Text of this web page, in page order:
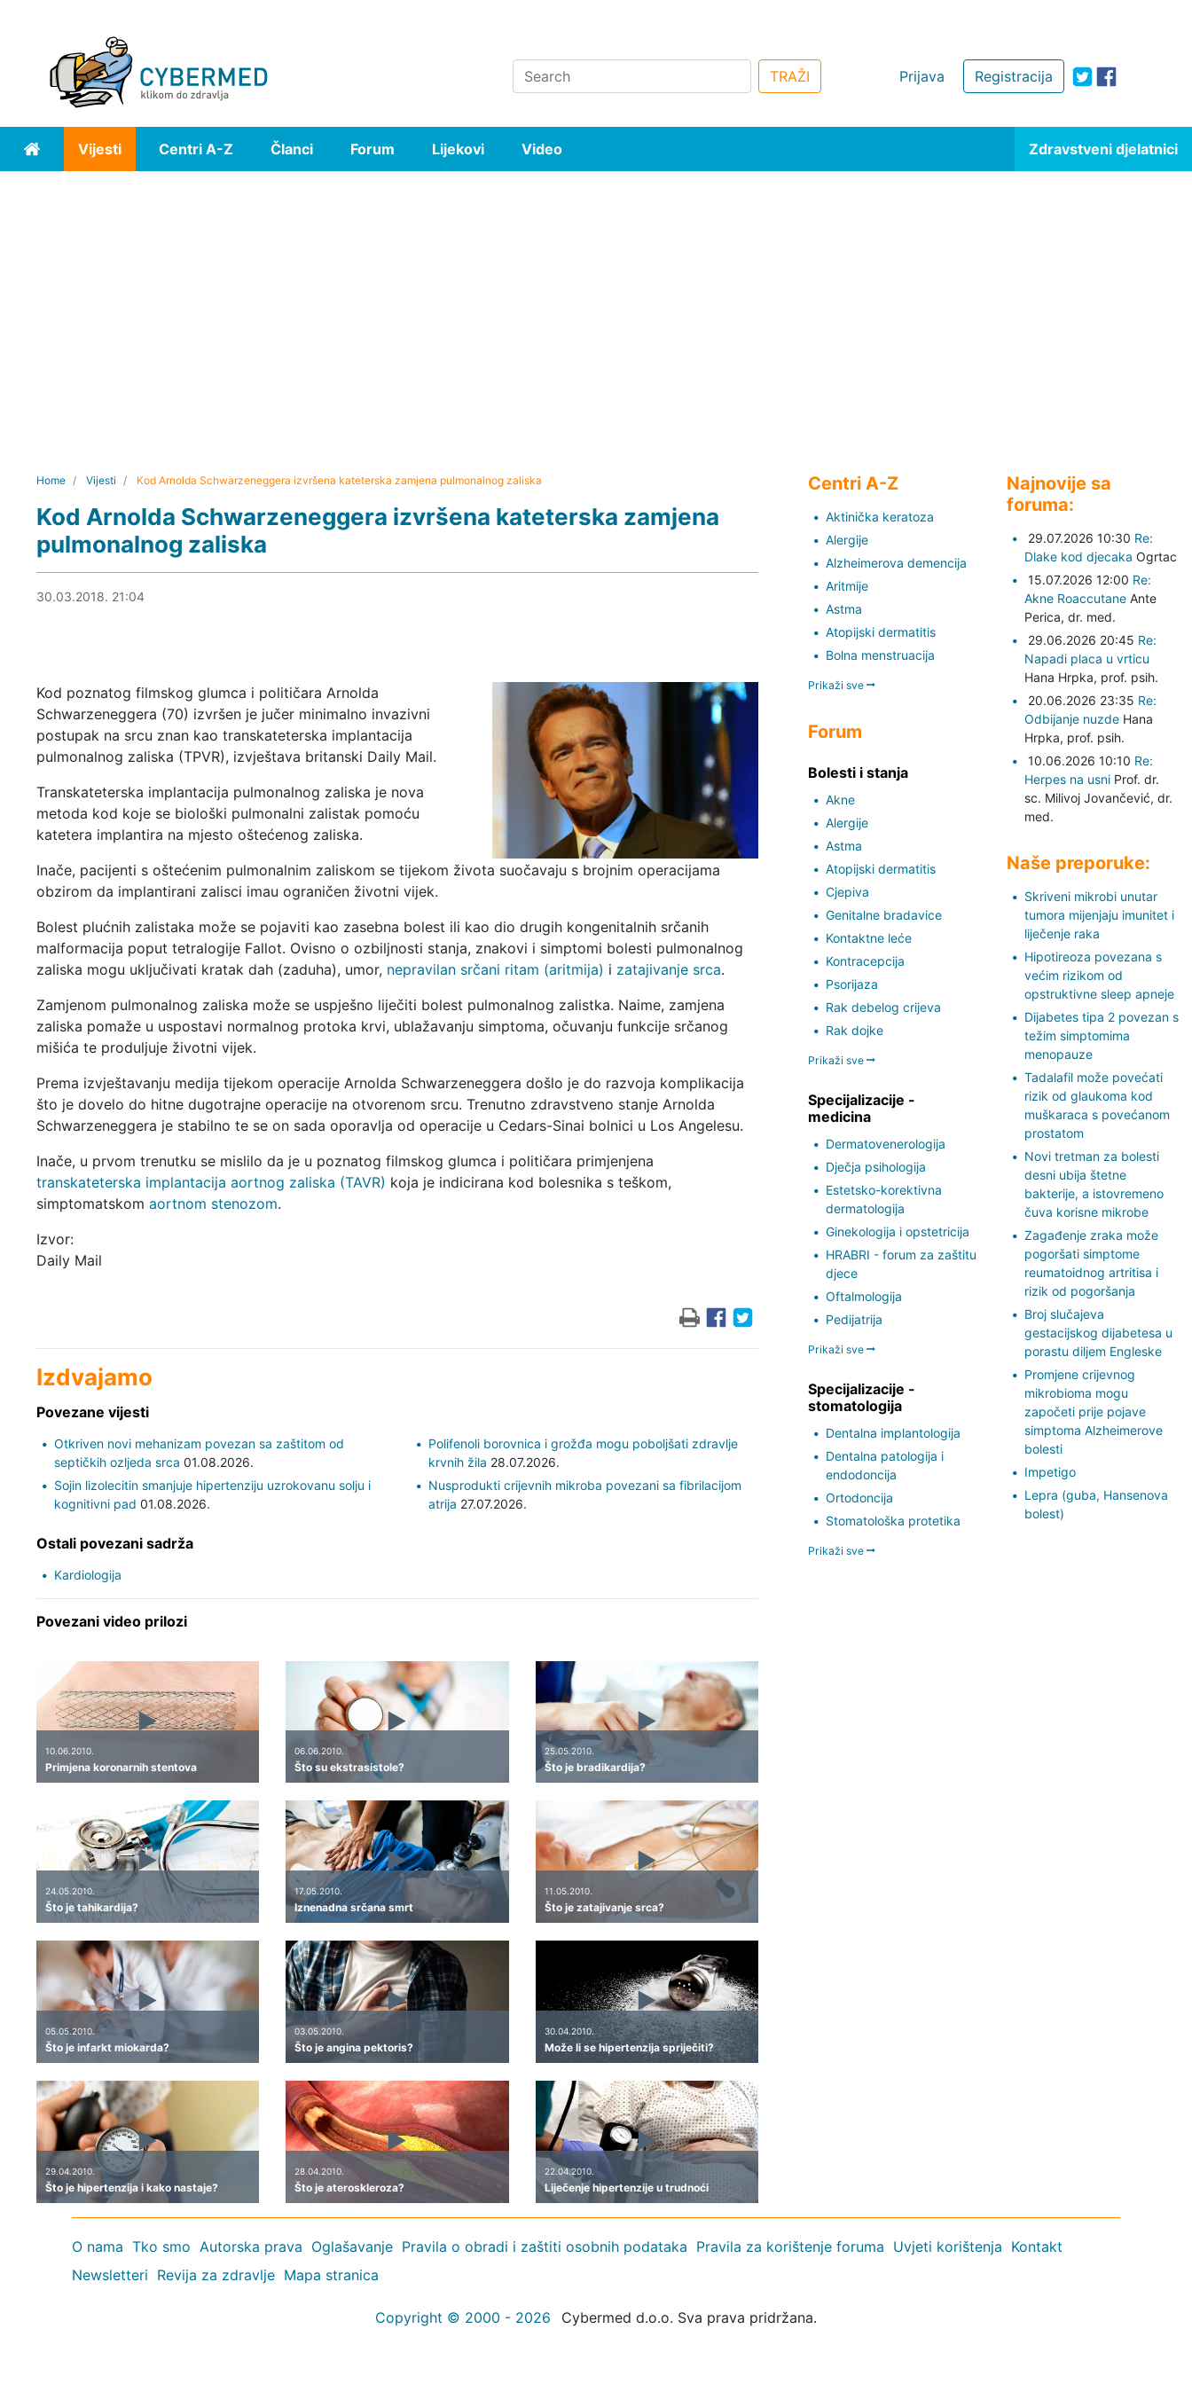
Registracija
Prijava
Search TRAŽI
Home Vijesti Centri A-Z Članci Forum Lijekovi Video Zdravstveni djelatnici
Home Vijesti Kod Arnolda Schwarzeneggera izvršena kateterska zamjena pulmonalnog zaliska
Kod Arnolda Schwarzeneggera izvršena kateterska zamjena
pulmonalnog zaliska
30.03.2018. 22:42
30.03.2018. 21:04
Kod poznatog filmskog glumca i političara Arnolda
Schwarzeneggera (70) izvršen je jučer minimalno invazivni
postupak na srcu znan kao transkateterska implantacija
pulmonalnog zaliska (TPVR), izvještava britanski Daily Mail.
Transkateterska implantacija pulmonalnog zaliska je nova
metoda kod koje se biološki pulmonalni zalistak pomoću
katetera implantira na mjesto oštećenog zaliska.
Inače, pacijenti s oštećenim pulmonalnim zaliskom se tijekom života suočavaju s brojnim operacijama
obzirom da implantirani zalisci imau ograničen životni vijek.
Bolest plućnih zalistaka može se pojaviti kao zasebna bolest ili kao dio drugih kongenitalnih srčanih
malformacija poput tetralogije Fallot. Ovisno o ozbiljnosti stanja, znakovi i simptomi bolesti pulmonalnog
zaliska mogu uključivati kratak dah (zaduha), umor, nepravilan srčani ritam (aritmija) i zatajivanje srca.
Zamjenom pulmonalnog zaliska može se uspješno liječiti bolest pulmonalnog zalistka. Naime, zamjena
zaliska pomaže u uspostavi normalnog protoka krvi, ublažavanju simptoma, očuvanju funkcije srčanog
mišića te produljuje životni vijek.
Prema izvještavanju medija tijekom operacije Arnolda Schwarzeneggera došlo je do razvoja komplikacija
što je dovelo do hitne dugotrajne operacije na otvorenom srcu. Trenutno zdravstveno stanje Arnolda
Schwarzeneggera je stabilno te se on sada oporavlja od operacije u Cedars-Sinai bolnici u Los Angelesu.
Inače, u prvom trenutku se mislilo da je u poznatog filmskog glumca i političara primjenjena
transkateterska implantacija aortnog zaliska (TAVR) koja je indicirana kod bolesnika s teškom,
simptomatskom aortnom stenozom.
Izvor:
Daily Mail
Izdvajamo
Povezane vijesti
Otkriven novi mehanizam povezan sa zaštitom od
septičkih ozljeda srca 01.08.2026.
Sojin lizolecitin smanjuje hipertenziju uzrokovanu solju i
kognitivni pad 01.08.2026.
Polifenoli borovnica i grožđa mogu poboljšati zdravlje
krvnih žila 28.07.2026.
Nusprodukti crijevnih mikroba povezani sa fibrilacijom
atrija 27.07.2026.
Ostali povezani sadrža
Kardiologija
Povezani video prilozi
10.06.2010.
Primjena koronarnih stentova
06.06.2010.
Što su ekstrasistole?
25.05.2010.
Što je bradikardija?
24.05.2010.
Što je tahikardija?
17.05.2010.
Iznenadna srčana smrt
11.05.2010.
Što je zatajivanje srca?
05.05.2010.
Što je infarkt miokarda?
03.05.2010.
Što je angina pektoris?
30.04.2010.
Može li se hipertenzija spriječiti?
29.04.2010.
Što je hipertenzija i kako nastaje?
28.04.2010.
Što je ateroskleroza?
22.04.2010.
Liječenje hipertenzije u trudnoći
Centri A-Z
Aktinička keratoza
Alergije
Alzheimerova demencija
Aritmije
Astma
Atopijski dermatitis
Bolna menstruacija
Prikaži sve
Forum
Bolesti i stanja
Akne
Alergije
Astma
Atopijski dermatitis
Cjepiva
Genitalne bradavice
Kontaktne leće
Kontracepcija
Psorijaza
Rak debelog crijeva
Rak dojke
Prikaži sve
Specijalizacije -
medicina
Dermatovenerologija
Dječja psihologija
Estetsko-korektivna
dermatologija
Ginekologija i opstetricija
HRABRI - forum za zaštitu
djece
Oftalmologija
Pedijatrija
Prikaži sve
Specijalizacije -
stomatologija
Dentalna implantologija
Dentalna patologija i
endodoncija
Ortodoncija
Stomatološka protetika
Prikaži sve
Najnovije sa
foruma:
29.07.2026 10:30 Re:
Dlake kod djecaka Ogrtac
15.07.2026 12:00 Re:
Akne Roaccutane Ante
Perica, dr. med.
29.06.2026 20:45 Re:
Napadi placa u vrticu
Hana Hrpka, prof. psih.
20.06.2026 23:35 Re:
Odbijanje nuzde Hana
Hrpka, prof. psih.
10.06.2026 10:10 Re:
Herpes na usni Prof. dr.
sc. Milivoj Jovančević, dr.
med.
Naše preporuke:
Skriveni mikrobi unutar
tumora mijenjaju imunitet i
liječenje raka
Hipotireoza povezana s
većim rizikom od
opstruktivne sleep apneje
Dijabetes tipa 2 povezan s
težim simptomima
menopauze
Tadalafil može povećati
rizik od glaukoma kod
muškaraca s povećanom
prostatom
Novi tretman za bolesti
desni ubija štetne
bakterije, a istovremeno
čuva korisne mikrobe
Zagađenje zraka može
pogoršati simptome
reumatoidnog artritisa i
rizik od pogoršanja
Broj slučajeva
gestacijskog dijabetesa u
porastu diljem Engleske
Promjene crijevnog
mikrobioma mogu
započeti prije pojave
simptoma Alzheimerove
bolesti
Impetigo
Lepra (guba, Hansenova
bolest)
O nama Tko smo Autorska prava Oglašavanje Pravila o obradi i zaštiti osobnih podataka Pravila za korištenje foruma Uvjeti korištenja Kontakt
Newsletteri Revija za zdravlje Mapa stranica
Copyright © 2000 - 2026 Cybermed d.o.o. Sva prava pridržana.